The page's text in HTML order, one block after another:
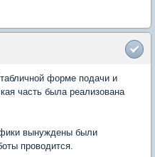
форме подачи и
часть была реализована
вынуждены были
проводится.